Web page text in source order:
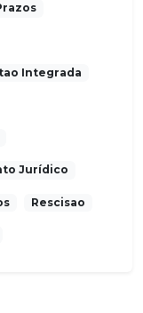
Integrada
Jurídico
Rescisao